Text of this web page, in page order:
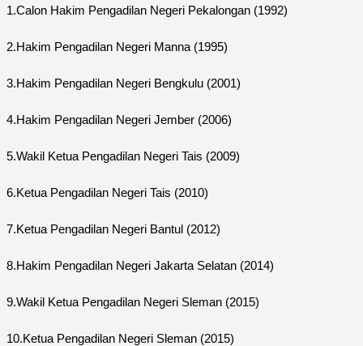
1.Calon Hakim Pengadilan Negeri Pekalongan (1992)
2.Hakim Pengadilan Negeri Manna (1995)
3.Hakim Pengadilan Negeri Bengkulu (2001)
4.Hakim Pengadilan Negeri Jember (2006)
5.Wakil Ketua Pengadilan Negeri Tais (2009)
6.Ketua Pengadilan Negeri Tais (2010)
7.Ketua Pengadilan Negeri Bantul (2012)
8.Hakim Pengadilan Negeri Jakarta Selatan (2014)
9.Wakil Ketua Pengadilan Negeri Sleman (2015)
10.Ketua Pengadilan Negeri Sleman (2015)